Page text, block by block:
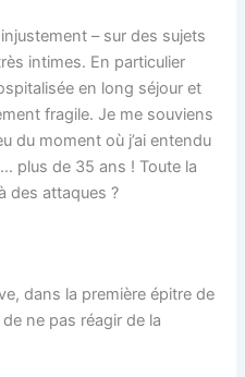
injustement – sur des sujets
intimes. En particulier
en long séjour et
fragile. Je me souviens
du moment où j’ai entendu
plus de 35 ans ! Toute la
des attaques ?
dans la première épitre de
ne pas réagir de la